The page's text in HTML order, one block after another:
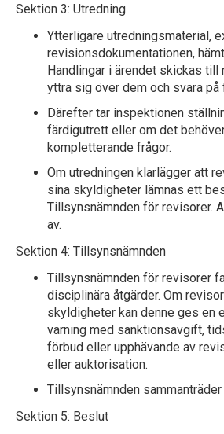
Sektion 3: Utredning
Ytterligare utredningsmaterial,
revisionsdokumentationen,
Handlingar i ärendet skickas till
yttra sig över dem och svara på
Därefter tar inspektionen
färdigutrett eller om det
kompletterande frågor.
Om utredningen klarlägger att
sina skyldigheter lämnas ett
Tillsynsnämnden för revisorer.
av.
Sektion 4: Tillsynsnämnden
Tillsynsnämnden för revisorer
disciplinära åtgärder. Om
skyldigheter kan denne ges en
varning med sanktionsavgift,
förbud eller upphävande av
eller auktorisation.
Tillsynsnämnden sammanträder
Sektion 5: Beslut